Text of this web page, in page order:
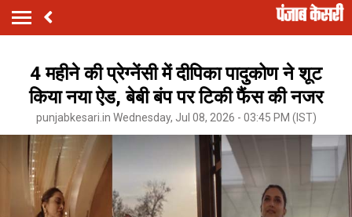
4 महीने की प्रेग्नेंसी में दीपिका पादुकोण ने शूट
किया नया ऐड, बेबी बंप पर टिकी फैंस की नजर
punjabkesari.in Wednesday, Jul 08, 2026 - 03:45 PM (IST)